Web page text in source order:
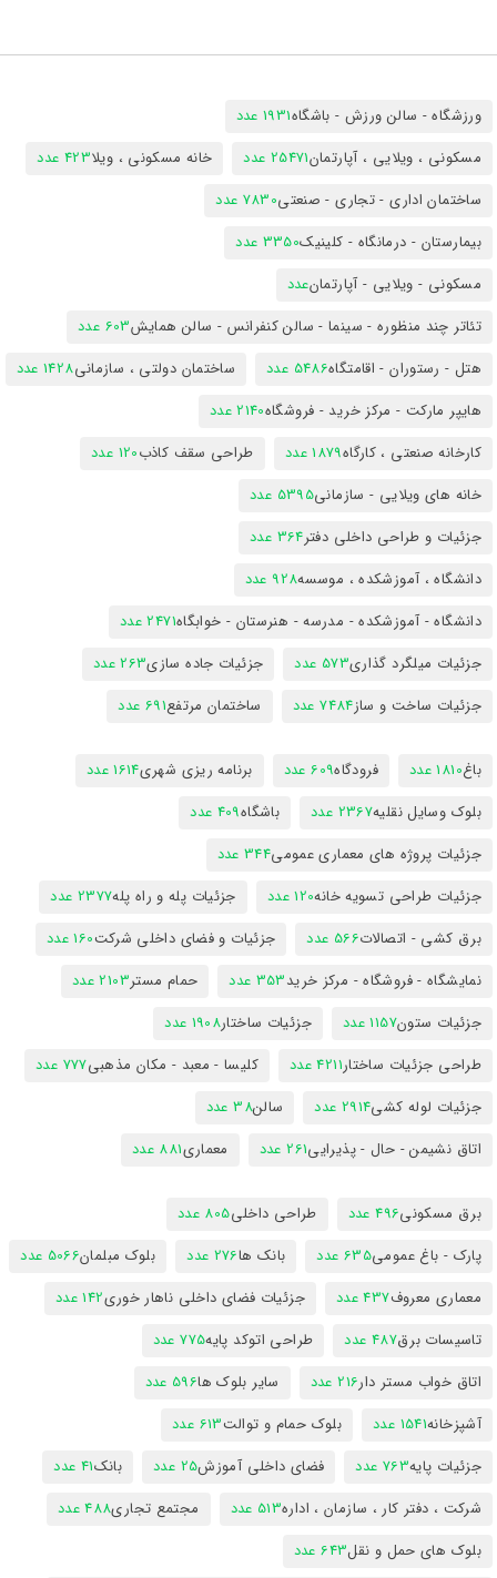
ورزشگاه - سالن ورزش - باشگاه1931 عدد
مسکونی ، ویلایی ، آپارتمان25471 عدد خانه مسکونی ، ویلا423 عدد
ساختمان اداری - تجاری - صنعتی7830 عدد
بیمارستان - درمانگاه - کلینیک3350 عدد
مسکونی - ویلایی - آپارتمانعدد
تئاتر چند منظوره - سینما - سالن کنفرانس - سالن همایش603 عدد
هتل - رستوران - اقامتگاه5486 عدد ساختمان دولتی ، سازمانی1428 عدد
هایپر مارکت - مرکز خرید - فروشگاه2140 عدد
کارخانه صنعتی ، کارگاه1879 عدد طراحی سقف کاذب120 عدد
خانه های ویلایی - سازمانی5395 عدد
جزئیات و طراحی داخلی دفتر364 عدد
دانشگاه ، آموزشکده ، موسسه928 عدد
دانشگاه - آموزشکده - مدرسه - هنرستان - خوابگاه2471 عدد
جزئیات میلگرد گذاری573 عدد جزئیات جاده سازی263 عدد
جزئیات ساخت و ساز7484 عدد ساختمان مرتفع691 عدد
باغ1810 عدد فرودگاه609 عدد برنامه ریزی شهری1614 عدد
بلوک وسایل نقلیه2367 عدد باشگاه409 عدد
جزئیات پروژه های معماری عمومی344 عدد
جزئیات طراحی تسویه خانه120 عدد جزئیات پله و راه پله2377 عدد
برق کشی - اتصالات566 عدد جزئیات و فضای داخلی شرکت160 عدد
نمایشگاه - فروشگاه - مرکز خرید353 عدد حمام مستر2103 عدد
جزئیات ستون1157 عدد جزئیات ساختار1908 عدد
طراحی جزئیات ساختار4211 عدد کلیسا - معبد - مکان مذهبی777 عدد
جزئیات لوله کشی2914 عدد سالن38 عدد
اتاق نشیمن - حال - پذیرایی261 عدد معماری881 عدد
برق مسکونی496 عدد طراحی داخلی805 عدد
پارک - باغ عمومی635 عدد بانک ها276 عدد بلوک مبلمان5066 عدد
معماری معروف437 عدد جزئیات فضای داخلی ناهار خوری142 عدد
تاسیسات برق487 عدد طراحی اتوکد پایه775 عدد
اتاق خواب مستر دار216 عدد سایر بلوک ها596 عدد
آشپزخانه1541 عدد بلوک حمام و توالت613 عدد
جزئیات پایه763 عدد فضای داخلی آموزش25 عدد بانک41 عدد
شرکت ، دفتر کار ، سازمان ، اداره513 عدد مجتمع تجاری488 عدد
بلوک های حمل و نقل643 عدد